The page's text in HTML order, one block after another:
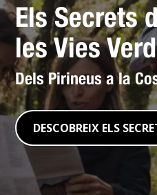
Els Secrets
les Vies
Dels Pirineus a la
DESCOBREIX ELS